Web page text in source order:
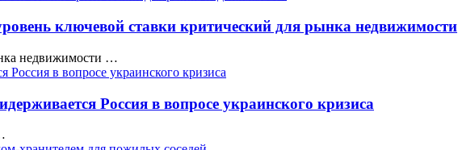
ключевой ставки критический для рынка недвижимости
недвижимости …
Россия в вопросе украинского кризиса